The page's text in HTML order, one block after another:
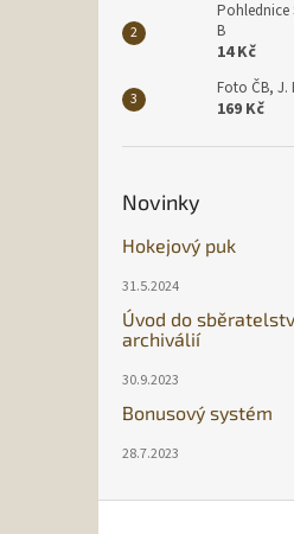
Pohlednice
B
14 Kč
Foto ČB,
169 Kč
Novinky
Hokejový puk
31.5.2024
Úvod do
archiválií
30.9.2023
Bonusový systém
28.7.2023